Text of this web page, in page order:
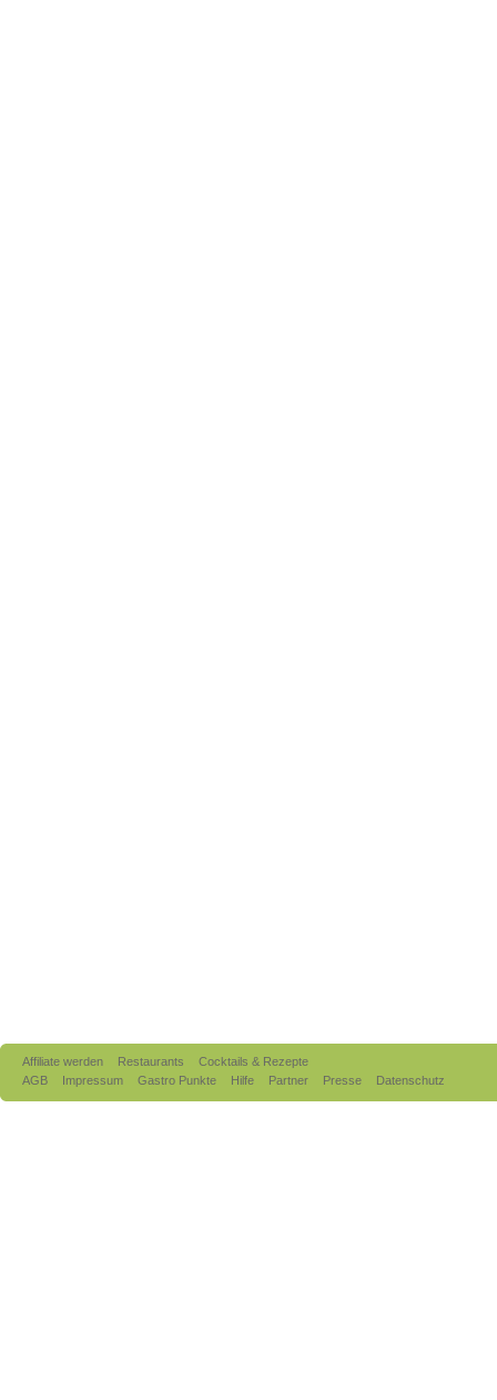
Affiliate werden Restaurants
Cocktails & Rezepte
AGB
Impressum Gastro Punkte Hilfe Partner Presse Datenschutz